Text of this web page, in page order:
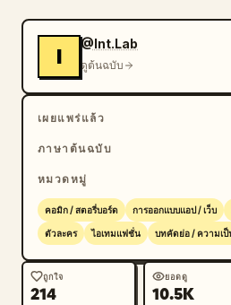
วัสดุ","position":"ขวาล่าง
กุ๊น"],"description":"ภาพระยะใ
ภาพ ภาพหนึ่งเน้นที่พื้นผิวระบายชั้
เนื้อผ้าสีดำ ขอบกุ๊นสีบรอนซ์ทอง แ
ลูกไม้"}],"composition":"แผ่นภ
และตรงกลาง ภาพระยะใกล้ขนา
ภาพรายละเอียดขนาดเล็ก 2 ภาพ
ล่าง
สมจริง","mood":"สง่างาม, อาว
ตูร์","camera":"ภาพเต็มตัวในระ
I
@Int.Lab
ดูต้นฉบับ
เผยแพร่แล้ว
ภาษาต้นฉบับ
หมวดหมู่
คอมิก / สตอรี่บอร์ด การออกแบบแอป / เว็บ
ตัวละคร ไอเทมแฟชั่น บทคัดย่อ / ความเป็
ถูกใจ
214
ยอดดู
10.5K